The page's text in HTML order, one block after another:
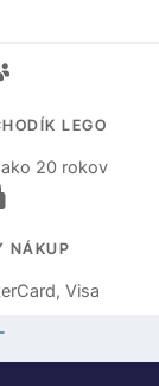
LEGO
20 rokov
NÁKUP
Visa